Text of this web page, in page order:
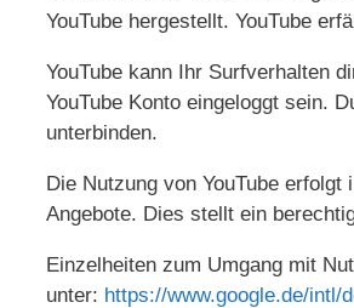
YouTube hergestellt. YouTube
YouTube kann Ihr Surfverhalten
YouTube Konto eingeloggt sein.
unterbinden.
Die Nutzung von YouTube
Angebote. Dies stellt ein
Einzelheiten zum Umgang mit
unter: https://www.google.de/intl/